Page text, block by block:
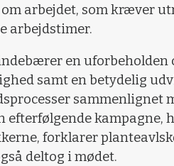
arbejdet, som kræver
arbejdstimer.
en uforbeholden
samt en betydelig
sammenlignet
efterfølgende
forklarer
deltog i mødet.